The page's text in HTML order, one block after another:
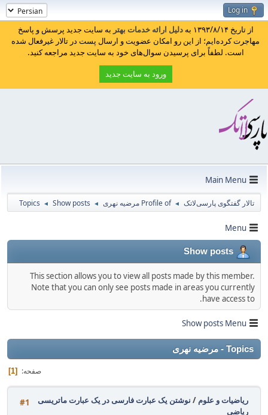
Log in
از تاریخ ۱۳۹۳/۸/۱۴ به دلیل ارائه خدمات بهتر به سایت جدید پرسش و پاسخ
مهاجرت کرده‌ایم؛ از این رو امکان عضویت و ارسال پست در تالار غیرفعال شده
است. لطفاً برای پرسیدن سوال‌های خود به سایت جدید مراجعه کنید.
ورود به سایت جدید
Main Menu
تالار گفتگوی پارسی‌لاتک ◄ Profile of مرضیه نهری ◄
Show posts
◄
Topics
Menu
Show posts
This section allows you to view all posts made by this member.
Note that you can only see posts made in areas you currently
have access to.
Show posts Menu
Topics - مرضیه نهری
صفحه 1
#1 ریاضیات و علوم / نوشتن یک عبارت فارسی در یک عبارت ماتریسی
ریاضی